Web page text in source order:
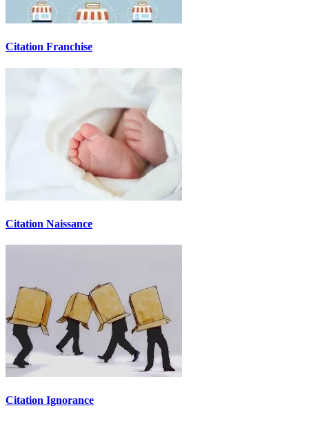
Citation Franchise
Citation Naissance
Citation Ignorance